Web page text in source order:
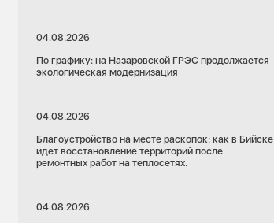
04.08.2026
По графику: на Назаровской ГРЭС продолжается
экологическая модернизация
04.08.2026
Благоустройство на месте раскопок: как в Бийске
идет восстановление территорий после
ремонтных работ на теплосетях.
04.08.2026